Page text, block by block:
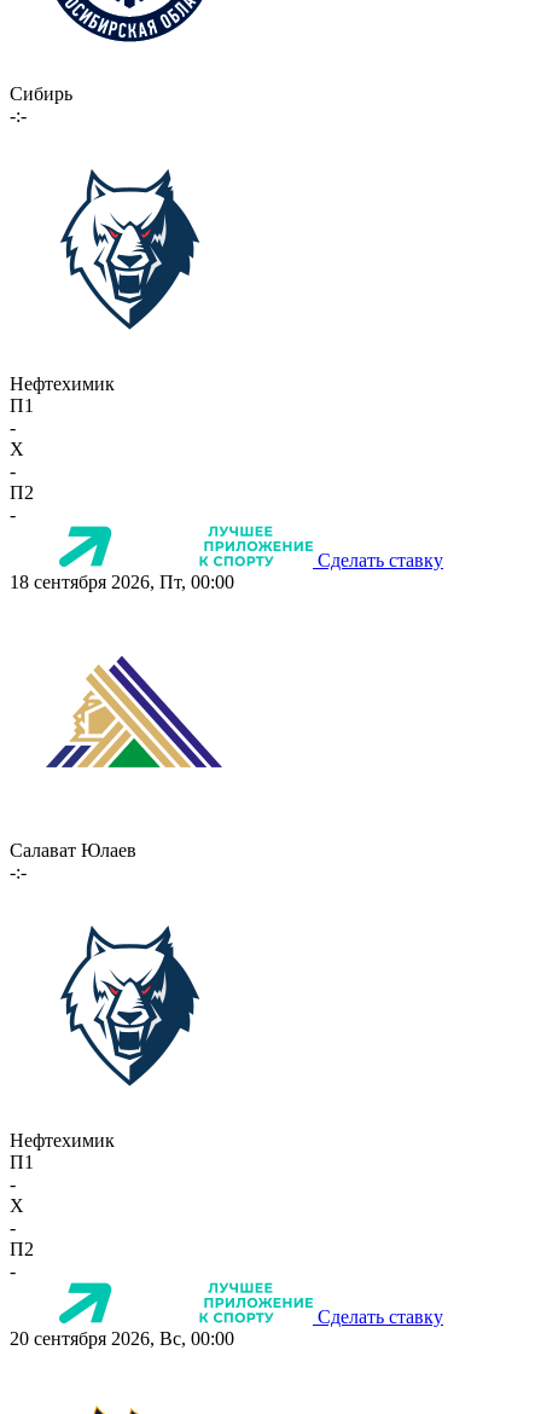
Сибирь
-:-
Нефтехимик
П1
-
X
-
П2
-
Сделать ставку
18 сентября 2026, Пт, 00:00
Салават Юлаев
-:-
Нефтехимик
П1
-
X
-
П2
-
Сделать ставку
20 сентября 2026, Вс, 00:00